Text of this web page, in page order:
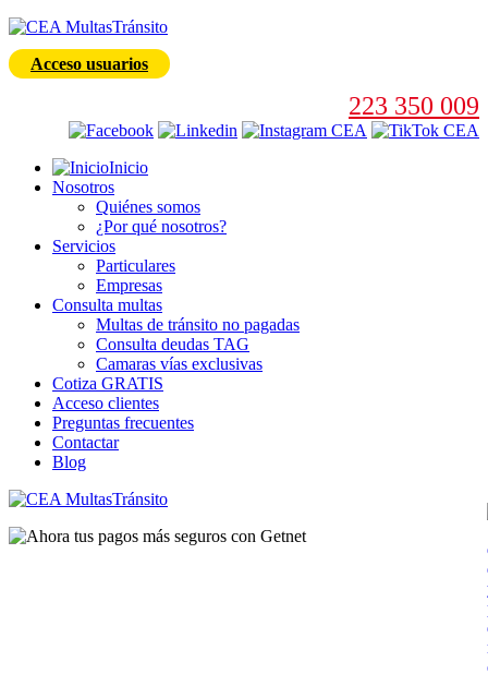
Acceso usuarios
223 350 009
Inicio
Nosotros
Quiénes somos
¿Por qué nosotros?
Servicios
Particulares
Empresas
Consulta multas
Multas de tránsito no pagadas
Consulta deudas TAG
Camaras vías exclusivas
Cotiza GRATIS
Acceso clientes
Preguntas frecuentes
Contactar
Blog